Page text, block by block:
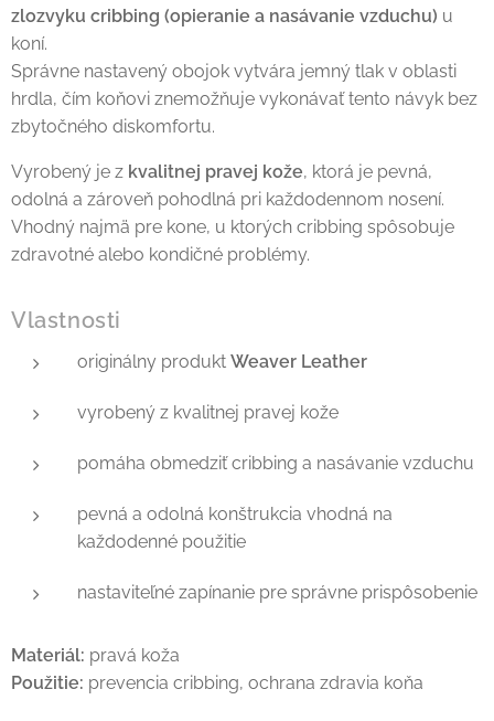
zlozvyku cribbing (opieranie a nasávanie vzduchu) u
koní.
Správne nastavený obojok vytvára jemný tlak v oblasti
hrdla, čím koňovi znemožňuje vykonávať tento návyk bez
zbytočného diskomfortu.
Vyrobený je z kvalitnej pravej kože, ktorá je pevná,
odolná a zároveň pohodlná pri každodennom nosení.
Vhodný najmä pre kone, u ktorých cribbing spôsobuje
zdravotné alebo kondičné problémy.
Vlastnosti
originálny produkt Weaver Leather
vyrobený z kvalitnej pravej kože
pomáha obmedziť cribbing a nasávanie vzduchu
pevná a odolná konštrukcia vhodná na
každodenné použitie
nastaviteľné zapínanie pre správne prispôsobenie
Materiál: pravá koža
Použitie: prevencia cribbing, ochrana zdravia koňa